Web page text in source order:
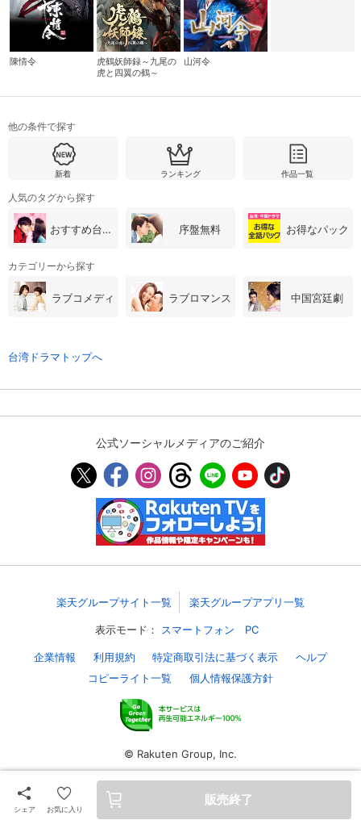
会員情報変更
基本情報、本人連絡先、パスワード 、クレ
ジットカード情報の変更が可能です。
購入明細 ４ヵ月分の購入明細の確認が可能です。
Myクーポン
ます。
購入履歴
お気に入りに登録した作品を確認できま
サイト内で表示される作品の表示制限が可
す。
視聴デバイス一覧
スマホなどでRakuten TVを視聴する際のデ
バイス連携の設定ができます。
視聴年齢制限の変更時にパスコード入力が
求められるのでお子さまがいても安心で
メルマガ
メルマガの配信停止、配信先のメールアド
レスの変更が可能です。
定額見放題解約
定額見放題コンテンツの解約はこちらから
ログアウト
シェア お気に入り
販売終了
陳情令
虎鶴妖師録～九尾の
虎と四翼の鶴～
山河令
他の条件で探す
新着 ランキング 作品一覧
人気のタグから探す
おすすめ台湾・中国ドラマ 序盤無料 お得なパック
カテゴリーから探す
ラブコメディ ラブロマンス 中国宮廷劇
台湾ドラマトップへ
公式ソーシャルメディアのご紹介
楽天グループサイト一覧 楽天グループアプリ一覧
表示モード： スマートフォン PC
企業情報 利用規約 特定商取引法に基づく表示
ヘルプ
コピーライト一覧
個人情報保護方針
© Rakuten Group, Inc.